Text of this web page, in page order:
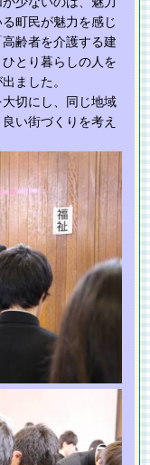
町民が魅力を感じ
齢者を介護する建
とり暮らしの人を
ました。
切にし、同じ地域
い街づくりを考え